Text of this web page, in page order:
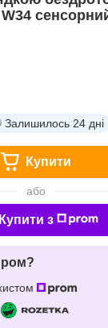
Залишилось 24 дні
Купити
або
Купити з